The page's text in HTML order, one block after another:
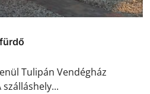
Tulipán Vendégház